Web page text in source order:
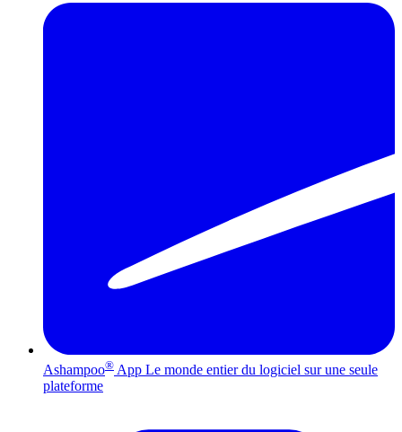
Ashampoo® App Le monde entier du logiciel sur une seule
plateforme